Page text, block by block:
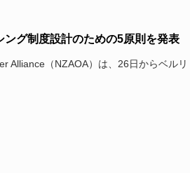
グ制度設計のための5原則を発表
Alliance（NZAOA）は、26日からベルリ